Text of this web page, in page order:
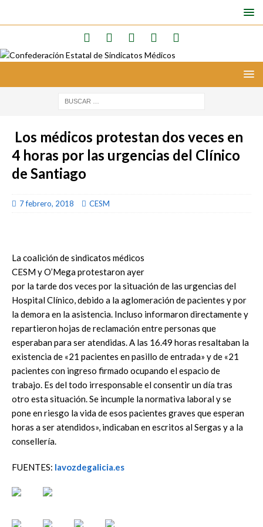
Los médicos protestan dos veces en
4 horas por las urgencias del Clínico
de Santiago
7 febrero, 2018 CESM
La coalición de sindicatos médicos
CESM y O’Mega protestaron ayer
por la tarde dos veces por la situación de las urgencias del
Hospital Clínico, debido a la aglomeración de pacientes y por
la demora en la asistencia. Incluso informaron directamente y
repartieron hojas de reclamación entre personas que
esperaban para ser atendidas. A las 16.49 horas resaltaban la
existencia de «21 pacientes en pasillo de entrada» y de «21
pacientes con ingreso firmado ocupando el espacio de
trabajo. Es del todo irresponsable el consentir un día tras
otro esta situación. Se incumple la normativa laboral y se
pone en riesgo la vida de esos pacientes graves que esperan
horas a ser atendidos», indicaban en escritos al Sergas y a la
consellería.
FUENTES: lavozdegalicia.es